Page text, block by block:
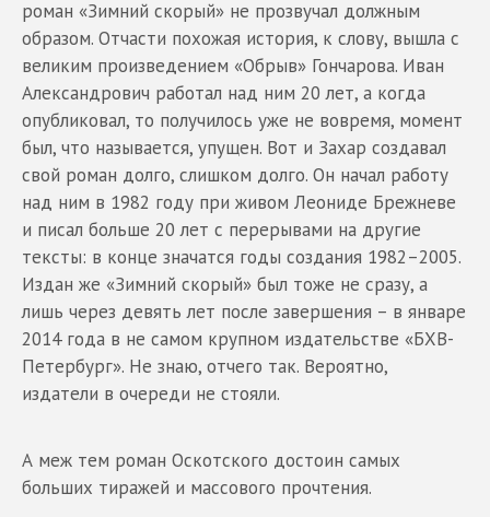
роман «Зимний скорый» не прозвучал должным
образом. Отчасти похожая история, к слову, вышла с
великим произведением «Обрыв» Гончарова. Иван
Александрович работал над ним 20 лет, а когда
опубликовал, то получилось уже не вовремя, момент
был, что называется, упущен. Вот и Захар создавал
свой роман долго, слишком долго. Он начал работу
над ним в 1982 году при живом Леониде Брежневе
и писал больше 20 лет с перерывами на другие
тексты: в конце значатся годы создания 1982–2005.
Издан же «Зимний скорый» был тоже не сразу, а
лишь через девять лет после завершения – в январе
2014 года в не самом крупном издательстве «БХВ-
Петербург». Не знаю, отчего так. Вероятно,
издатели в очереди не стояли.
А меж тем роман Оскотского достоин самых
больших тиражей и массового прочтения.